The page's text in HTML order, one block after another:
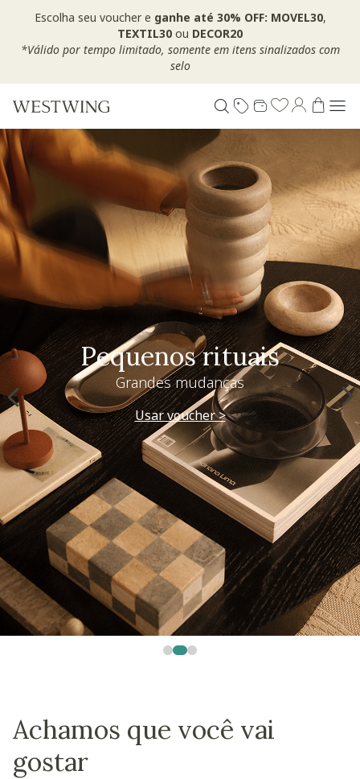
Escolha seu voucher e ganhe até 30% OFF: MOVEL30,
TEXTIL30 ou DECOR20
*Válido por tempo limitado, somente em itens sinalizados com
selo
Pequenos rituais
Grandes mudanças
Usar voucher >
Achamos que você vai
gostar